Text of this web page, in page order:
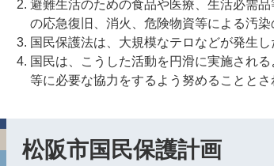
避難生活のための食品や医療、生活必需
の応急復旧、消火、危険物資等による汚染
国民保護法は、大規模なテロなどが発生
国民は、こうした活動を円滑に実施され
等に必要な協力をするよう努めることとさ
松阪市国民保護計画